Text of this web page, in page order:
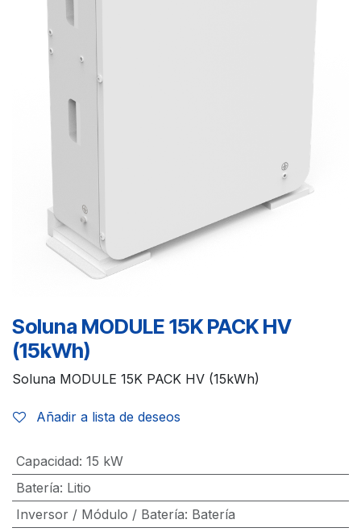
Soluna MODULE 15K PACK HV
(15kWh)
Soluna MODULE 15K PACK HV (15kWh)
Añadir a lista de deseos
Capacidad: 15 kW
Batería: Litio
Inversor / Módulo / Batería: Batería